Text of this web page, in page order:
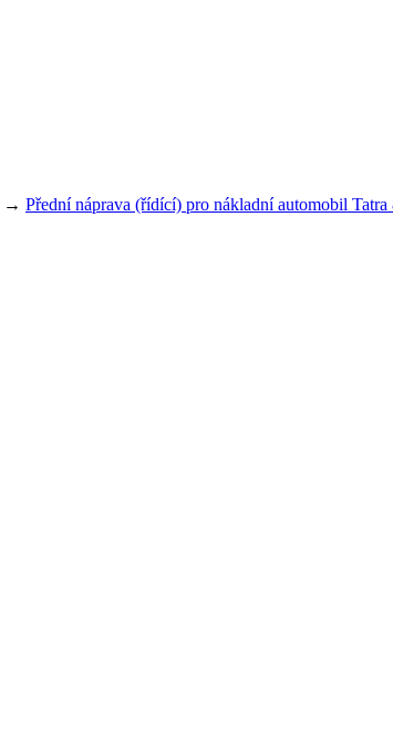
→ Přední náprava (řídící) pro nákladní automobil Tatra